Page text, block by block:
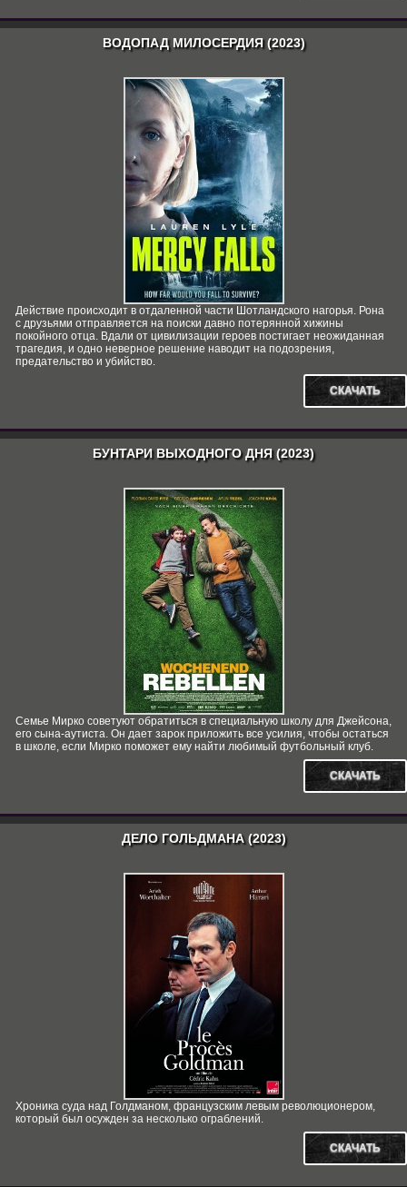
ВОДОПАД МИЛОСЕРДИЯ (2023)
Действие происходит в отдаленной части Шотландского нагорья. Рона
с друзьями отправляется на поиски давно потерянной хижины
покойного отца. Вдали от цивилизации героев постигает неожиданная
трагедия, и одно неверное решение наводит на подозрения,
предательство и убийство.
СКАЧАТЬ
БУНТАРИ ВЫХОДНОГО ДНЯ (2023)
Семье Мирко советуют обратиться в специальную школу для Джейсона,
его сына-аутиста. Он дает зарок приложить все усилия, чтобы остаться
в школе, если Мирко поможет ему найти любимый футбольный клуб.
СКАЧАТЬ
ДЕЛО ГОЛЬДМАНА (2023)
Хроника суда над Голдманом, французским левым революционером,
который был осужден за несколько ограблений.
СКАЧАТЬ